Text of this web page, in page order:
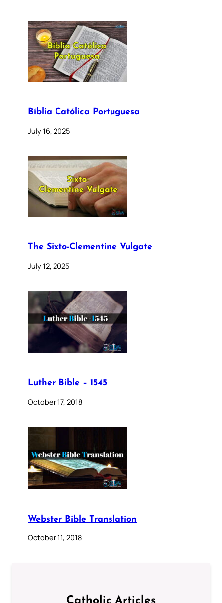
Bíblia Católica Portuguesa
July 16, 2025
The Sixto-Clementine Vulgate
July 12, 2025
Luther Bible – 1545
October 17, 2018
Webster Bible Translation
October 11, 2018